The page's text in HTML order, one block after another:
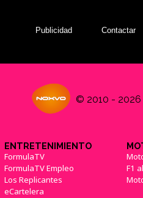
Publicidad Contactar
© 2010 - 2026
ENTRETENIMIENTO
FormulaTV
FormulaTV Empleo
Los Replicantes
eCartelera
F1